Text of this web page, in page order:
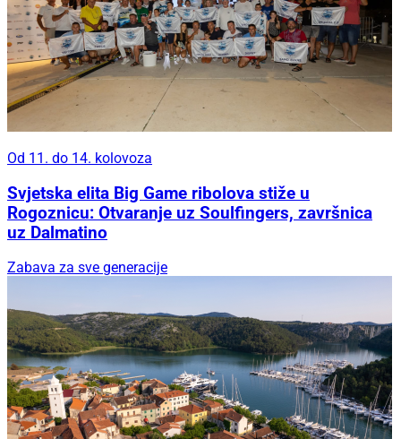
Od 11. do 14. kolovoza
Svjetska elita Big Game ribolova stiže u
Rogoznicu: Otvaranje uz Soulfingers, završnica
uz Dalmatino
Zabava za sve generacije